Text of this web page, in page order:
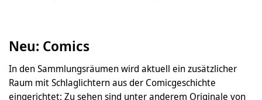
Neu: Comics
In den Sammlungsräumen wird aktuell ein zusätzlicher
Raum mit Schlaglichtern aus der Comicgeschichte
eingerichtet: Zu sehen sind unter anderem Originale von